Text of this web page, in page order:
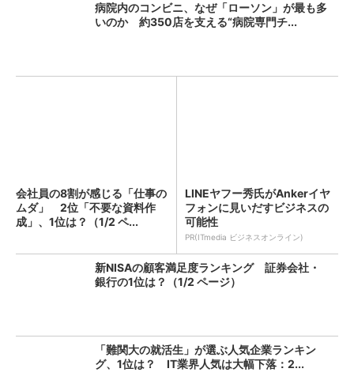
病院内のコンビニ、なぜ「ローソン」が最も多
いのか 約350店を支える“病院専門チ...
会社員の8割が感じる「仕事の
ムダ」 2位「不要な資料作
成」、1位は？（1/2 ペ...
LINEヤフー秀氏がAnkerイヤ
フォンに見いだすビジネスの
可能性
PR(ITmedia ビジネスオンライン)
新NISAの顧客満足度ランキング 証券会社・
銀行の1位は？（1/2 ページ）
「難関大の就活生」が選ぶ人気企業ランキン
グ、1位は？ IT業界人気は大幅下落：2...